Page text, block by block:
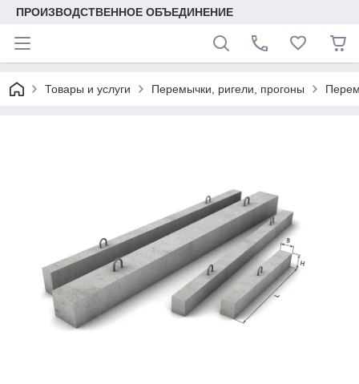
ПРОИЗВОДСТВЕННОЕ ОБЪЕДИНЕНИЕ
Товары и услуги Перемычки, ригели, прогоны